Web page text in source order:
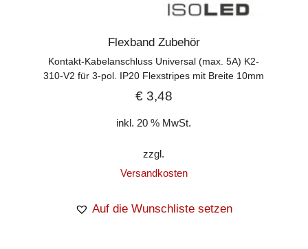
Flexband Zubehör
Kontakt-Kabelanschluss Universal (max. 5A) K2-
310-V2 für 3-pol. IP20 Flexstripes mit Breite 10mm
€3,48
inkl. 20 % MwSt.
zzgl.
Versandkosten
Auf die Wunschliste setzen